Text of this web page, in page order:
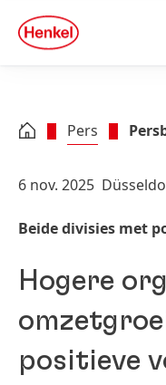
Skip to footer
quick
search
Pers
6 nov. 2025
Beide divisies met
Hogere
positieve